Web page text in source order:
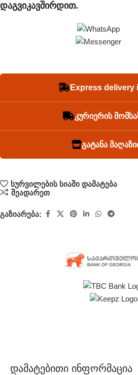
დაგვიკავშირდით.
Express delivery
კურიერის
გატანა
სურვილების სიაში დამატება
შეადარეთ
გაზიარება:
დამატებითი ინფორმაცია